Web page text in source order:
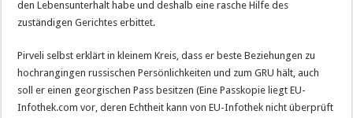
den Lebensunterhalt habe und deshalb eine rasche Hilfe des
zuständigen Gerichtes erbittet.
Pirveli selbst erklärt in kleinem Kreis, dass er beste Beziehungen zu
hochrangingen russischen Persönlichkeiten und zum GRU hält, auch
soll er einen georgischen Pass besitzen (Eine Passkopie liegt EU-
Infothek.com vor, deren Echtheit kann von EU-Infothek nicht überprüft